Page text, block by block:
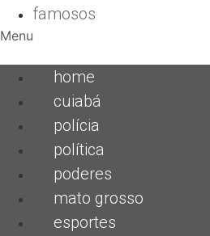
famosos
Menu
home
cuiabá
polícia
política
poderes
mato grosso
esportes